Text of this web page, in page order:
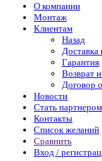
О компании
Монтаж
Клиентам
Назад
Доставка
Гарантия
Возврат
Договор
Новости
Стать партнером
Контакты
Список желаний
Сравнить
Вход /